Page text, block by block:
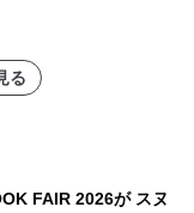
る
FAIR 2026が スヌ